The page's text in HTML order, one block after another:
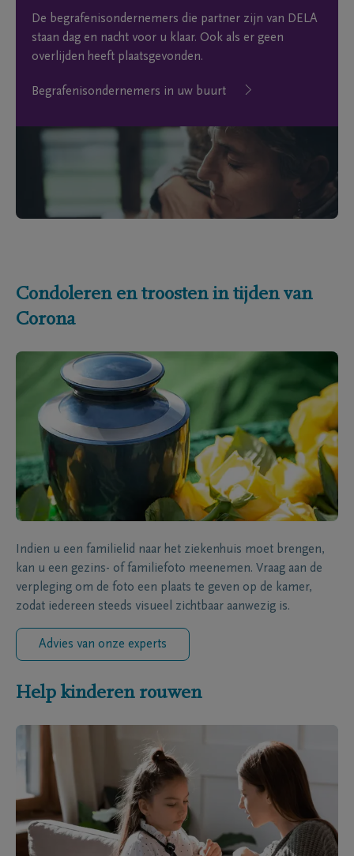
De begrafenisondernemers die partner zijn van DELA
staan dag en nacht voor u klaar. Ook als er geen
overlijden heeft plaatsgevonden.
Begrafenisondernemers in uw buurt
Condoleren en troosten in tijden van
Corona
Indien u een familielid naar het ziekenhuis moet brengen,
kan u een gezins- of familiefoto meenemen. Vraag aan de
verpleging om de foto een plaats te geven op de kamer,
zodat iedereen steeds visueel zichtbaar aanwezig is.
Advies van onze experts
Help kinderen rouwen